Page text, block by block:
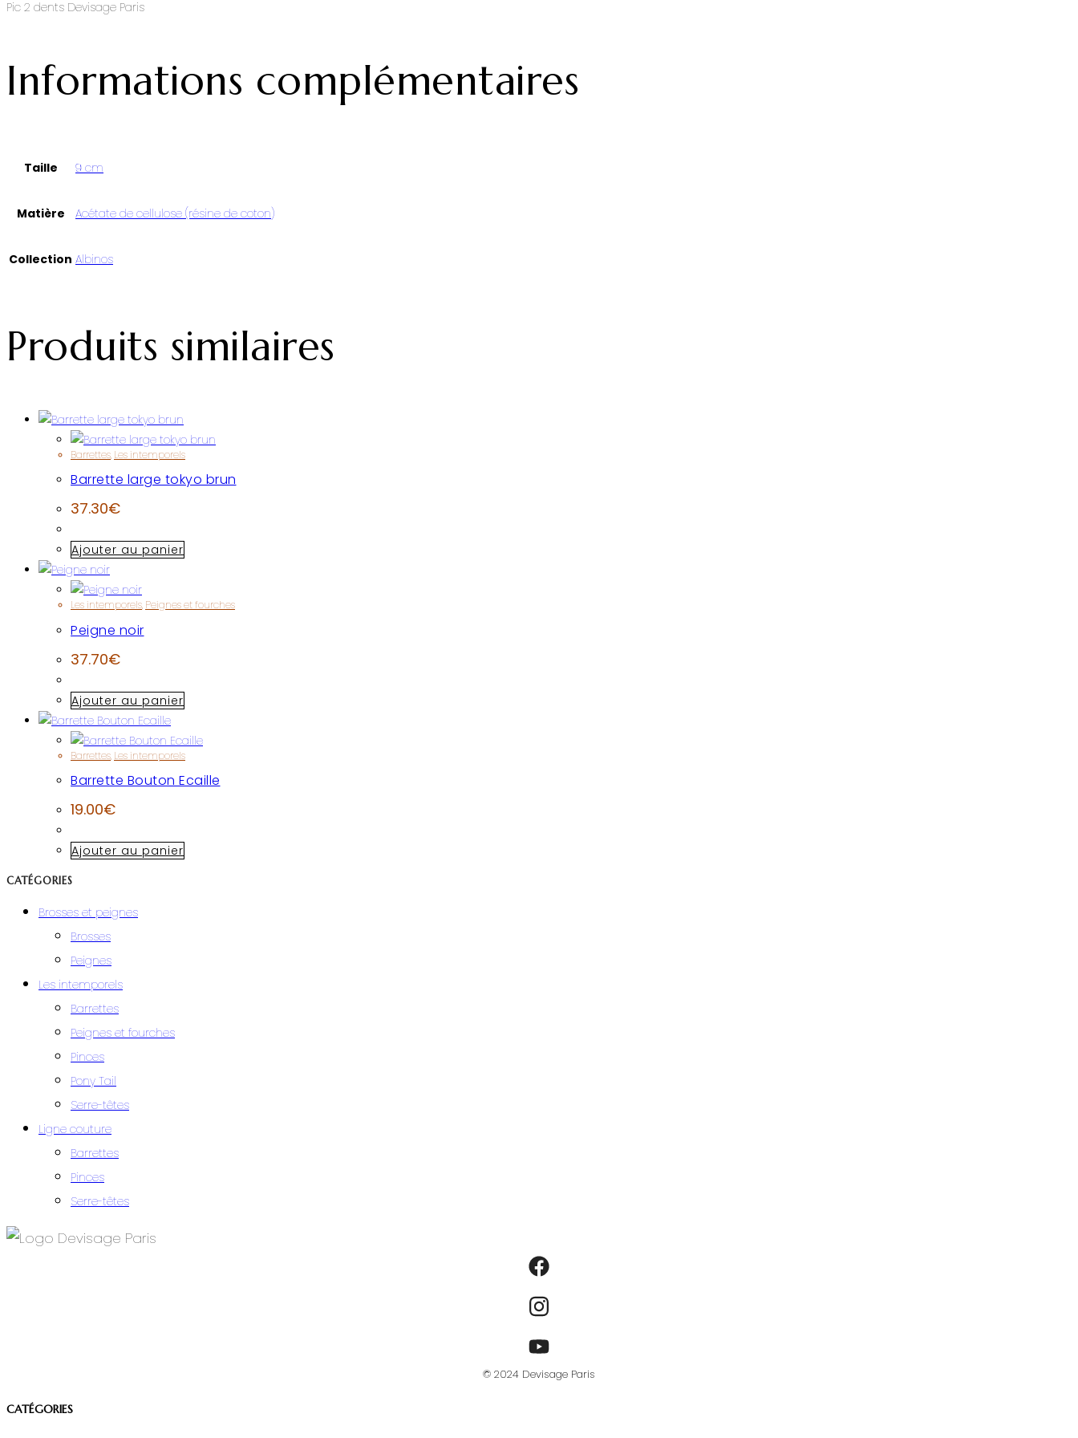
Pic 2 dents Devisage Paris
Informations complémentaires
Taille 9 cm
Matière Acétate de cellulose (résine de coton)
Collection Albinos
Produits similaires
Barrettes, Les intemporels
Barrette large tokyo brun
37.30€
Ajouter au panier
Les intemporels, Peignes et fourches
Peigne noir
37.70€
Ajouter au panier
Barrettes, Les intemporels
Barrette Bouton Ecaille
19.00€
Ajouter au panier
CATÉGORIES
Brosses et peignes
Brosses
Peignes
Les intemporels
Barrettes
Peignes et fourches
Pinces
Pony Tail
Serre-têtes
Ligne couture
Barrettes
Pinces
Serre-têtes
© 2024 Devisage Paris
CATÉGORIES